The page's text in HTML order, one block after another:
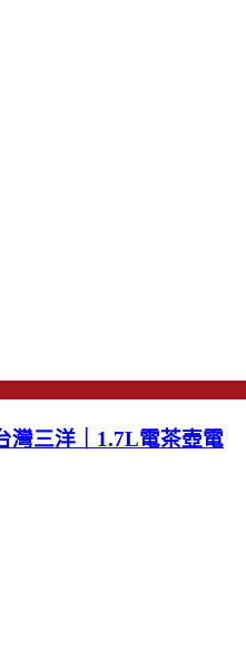
灣三洋｜1.7L電茶壺電